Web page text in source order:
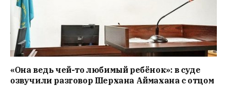
«Она ведь чей-то любимый ребёнок»: в суде
озвучили разговор Шерхана Аймахана с отцом